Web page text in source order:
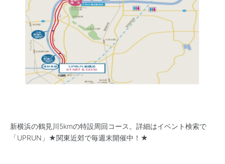
新横浜の鶴見川5kmの特設周回コース。詳細はイベント検索で
「UPRUN」★関東近郊で毎週末開催中！★